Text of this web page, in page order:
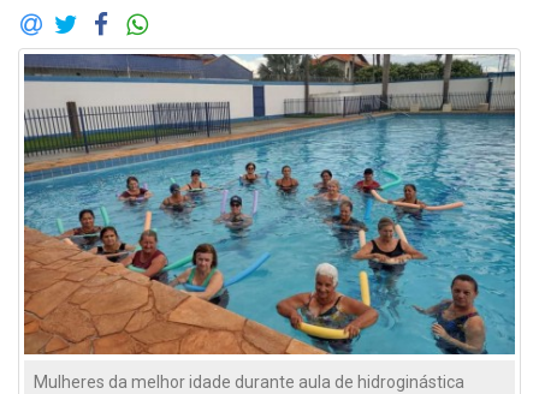
Mulheres da melhor idade durante aula de hidroginástica